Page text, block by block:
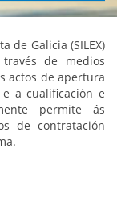
de Galicia (SILEX)
de medios
actos de apertura
a cualificación e
permite ás
de contratación